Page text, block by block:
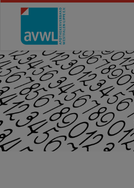
Benutzername
Password
Login